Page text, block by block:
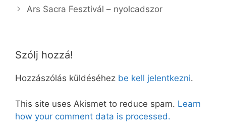
Ars Sacra Fesztivál – nyolcadszor
Szólj hozzá!
Hozzászólás küldéséhez be kell jelentkezni.
This site uses Akismet to reduce spam. Learn
how your comment data is processed.